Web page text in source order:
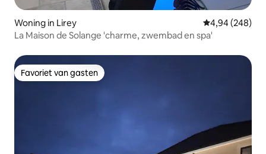
Woning in Lirey Gemiddelde
4,94 (248)
La Maison de Solange 'charme, zwembad en spa'
Favoriet van gasten
Favoriet van gasten